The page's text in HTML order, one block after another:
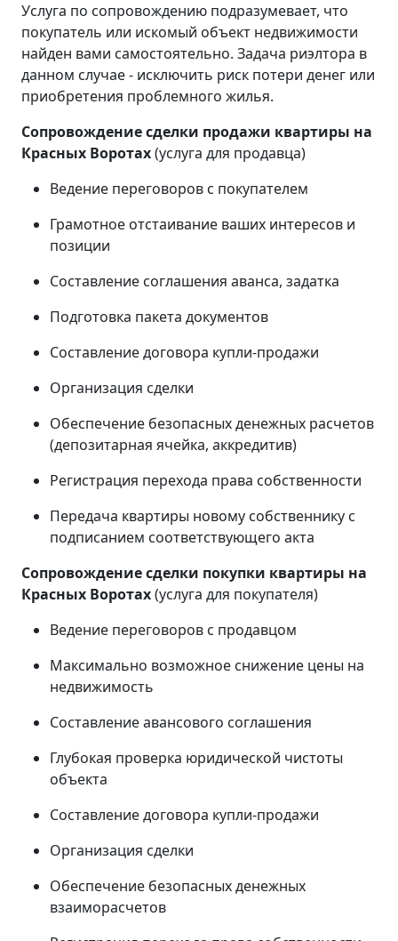
Услуга по сопровождению подразумевает, что
покупатель или искомый объект недвижимости
найден вами самостоятельно. Задача риэлтора в
данном случае - исключить риск потери денег или
приобретения проблемного жилья.
Сопровождение сделки продажи квартиры на
Красных Воротах(услуга для продавца)
Ведение переговоров с покупателем
Грамотное отстаивание ваших интересов и
позиции
Составление соглашения аванса, задатка
Подготовка пакета документов
Составление договора купли-продажи
Организация сделки
Обеспечение безопасных денежных расчетов
(депозитарная ячейка, аккредитив)
Регистрация перехода права собственности
Передача квартиры новому собственнику с
подписанием соответствующего акта
Сопровождение сделки покупки квартиры на
Красных Воротах(услуга для покупателя)
Ведение переговоров с продавцом
Максимально возможное снижение цены на
недвижимость
Составление авансового соглашения
Глубокая проверка юридической чистоты
объекта
Составление договора купли-продажи
Организация сделки
Обеспечение безопасных денежных
взаиморасчетов